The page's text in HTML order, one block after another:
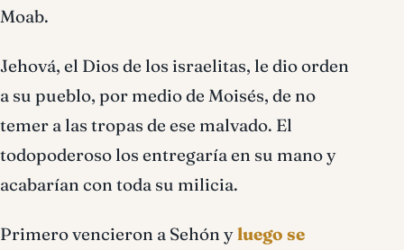
Moab.
Jehová, el Dios de los israelitas, le dio orden
a su pueblo, por medio de Moisés, de no
temer a las tropas de ese malvado. El
todopoderoso los entregaría en su mano y
acabarían con toda su milicia.
Primero vencieron a Sehón yluego se